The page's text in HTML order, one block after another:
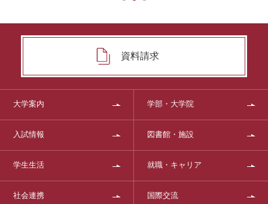
資料請求
大学案内 学部・大学院
入試情報 図書館・施設
学生生活 就職・キャリア
社会連携 国際交流